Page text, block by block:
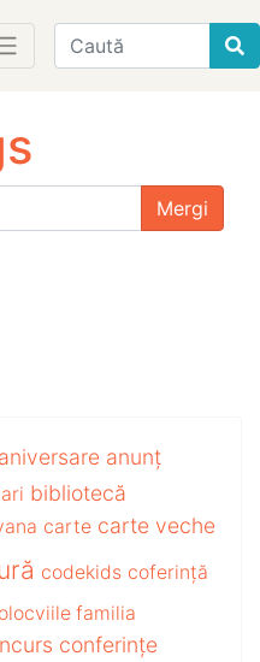
Find
aniversare anunț
bibliotecă
carte carte veche
codekids coferință
familia
conferințe